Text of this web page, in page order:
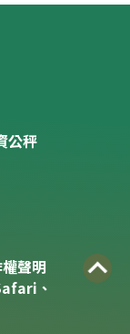
公秤
聲明
、